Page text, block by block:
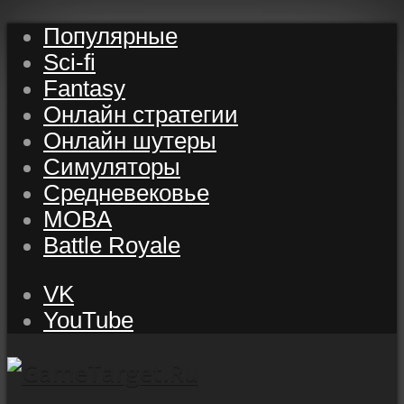
Популярные
Sci-fi
Fantasy
Онлайн стратегии
Онлайн шутеры
Симуляторы
Средневековье
MOBA
Battle Royale
VK
YouTube